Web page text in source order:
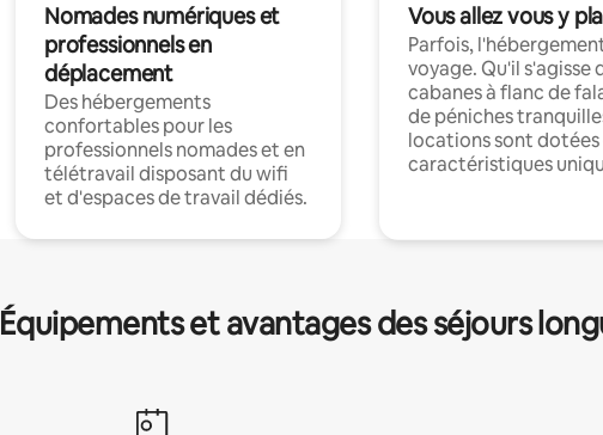
Nomades numériques et
professionnels en
déplacement
Des hébergements
confortables pour les
professionnels nomades et en
télétravail disposant du wifi
et d'espaces de travail dédiés.
Vous allez vous y
Parfois,
voyage. Qu'il s'agisse
cabanes à flanc de
de péniches
locations sont dotées
caractéristiques
Équipements et avantages des séjours